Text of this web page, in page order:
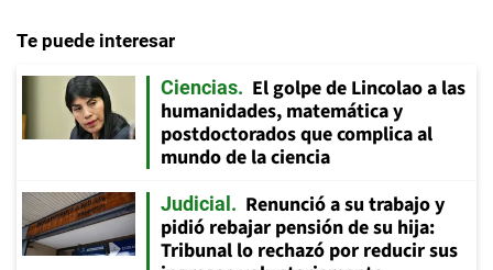
Te puede interesar
Ciencias
El golpe de Lincolao a las
humanidades, matemática y
postdoctorados que complica al
mundo de la ciencia
Judicial
Renunció a su trabajo y
pidió rebajar pensión de su hija:
Tribunal lo rechazó por reducir sus